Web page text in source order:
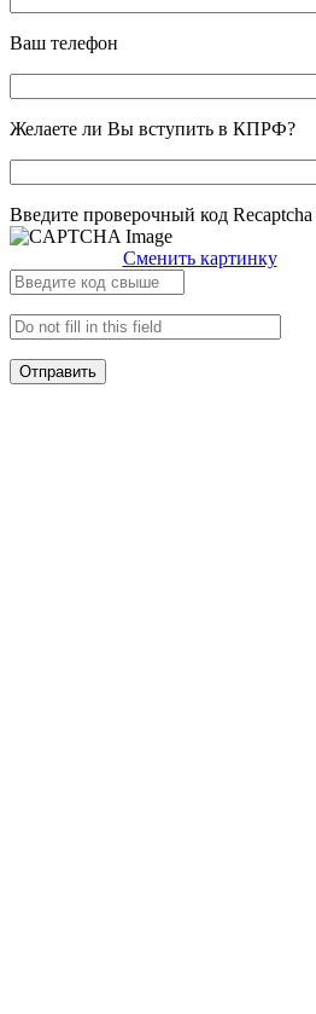
Ваш телефон
Желаете ли Вы вступить в КПРФ?
Введите проверочный код Recaptcha
Сменить картинку